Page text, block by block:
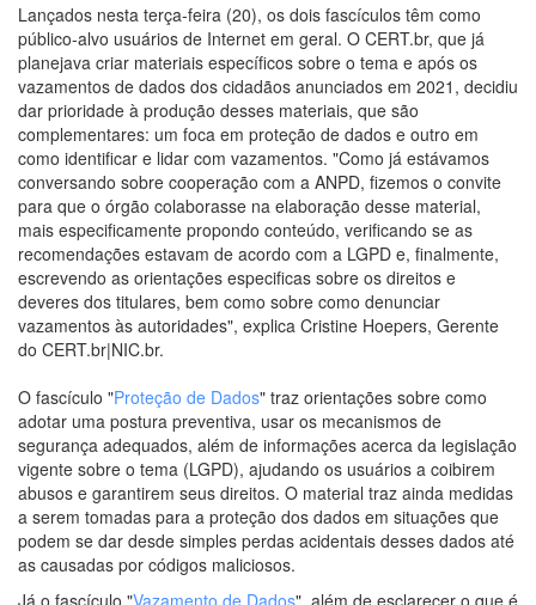
Lançados nesta terça-feira (20), os dois fascículos têm como
público-alvo usuários de Internet em geral. O CERT.br, que já
planejava criar materiais específicos sobre o tema e após os
vazamentos de dados dos cidadãos anunciados em 2021, decidiu
dar prioridade à produção desses materiais, que são
complementares: um foca em proteção de dados e outro em
como identificar e lidar com vazamentos. "Como já estávamos
conversando sobre cooperação com a ANPD, fizemos o convite
para que o órgão colaborasse na elaboração desse material,
mais especificamente propondo conteúdo, verificando se as
recomendações estavam de acordo com a LGPD e, finalmente,
escrevendo as orientações especificas sobre os direitos e
deveres dos titulares, bem como sobre como denunciar
vazamentos às autoridades", explica Cristine Hoepers, Gerente
do CERT.br|NIC.br.
O fascículo "Proteção de Dados" traz orientações sobre como
adotar uma postura preventiva, usar os mecanismos de
segurança adequados, além de informações acerca da legislação
vigente sobre o tema (LGPD), ajudando os usuários a coibirem
abusos e garantirem seus direitos. O material traz ainda medidas
a serem tomadas para a proteção dos dados em situações que
podem se dar desde simples perdas acidentais desses dados até
as causadas por códigos maliciosos.
Já o fascículo "Vazamento de Dados", além de esclarecer o que é